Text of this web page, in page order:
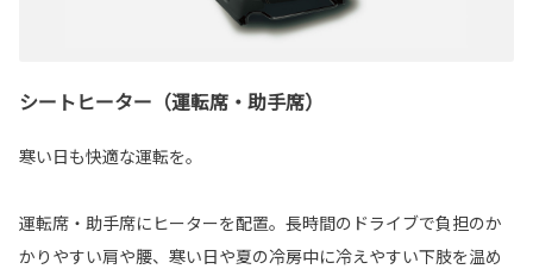
シートヒーター（運転席・助手席）
寒い日も快適な運転を。
運転席・助手席にヒーターを配置。長時間のドライブで負担のか
かりやすい肩や腰、寒い日や夏の冷房中に冷えやすい下肢を温め